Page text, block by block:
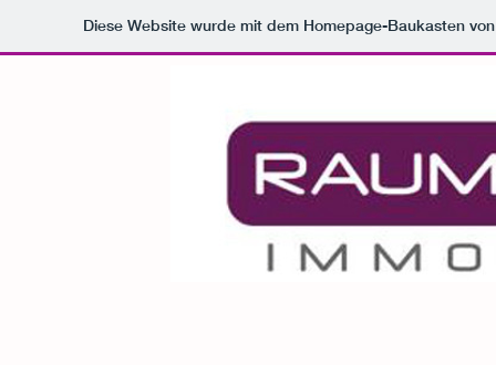
Diese Website wurde mit dem Homepage-Baukasten